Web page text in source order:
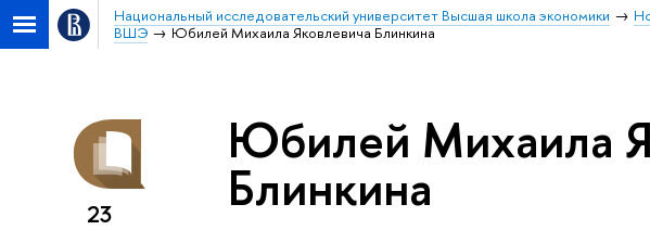
Национальный исследовательский университет Высшая школа экономики
ВШЭ
Юбилей Михаила Яковлевича Блинкина
23
Юбилей Михаила
Блинкина